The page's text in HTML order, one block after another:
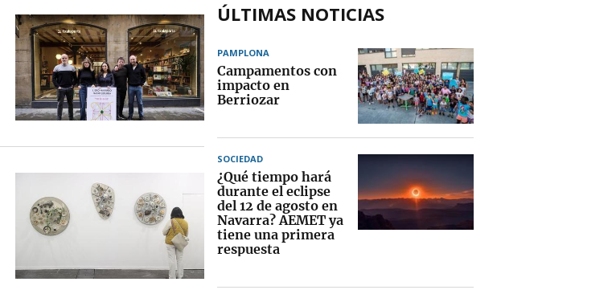
ÚLTIMAS NOTICIAS
PAMPLONA
Campamentos con
impacto en
Berriozar
SOCIEDAD
¿Qué tiempo hará
durante el eclipse
del 12 de agosto en
Navarra? AEMET ya
tiene una primera
respuesta